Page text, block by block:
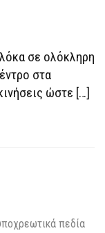
σε ολόκληρη
στα
ώστε […]
πεδία